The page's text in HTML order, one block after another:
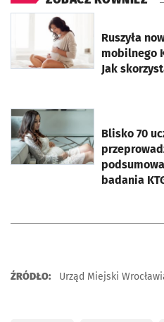
Ruszyła
mobilnego
Jak
otworzy się w nowej karcie
Blisko 70
badania
otworzy się w nowej karcie
ŹRÓDŁO: Urząd Miejski